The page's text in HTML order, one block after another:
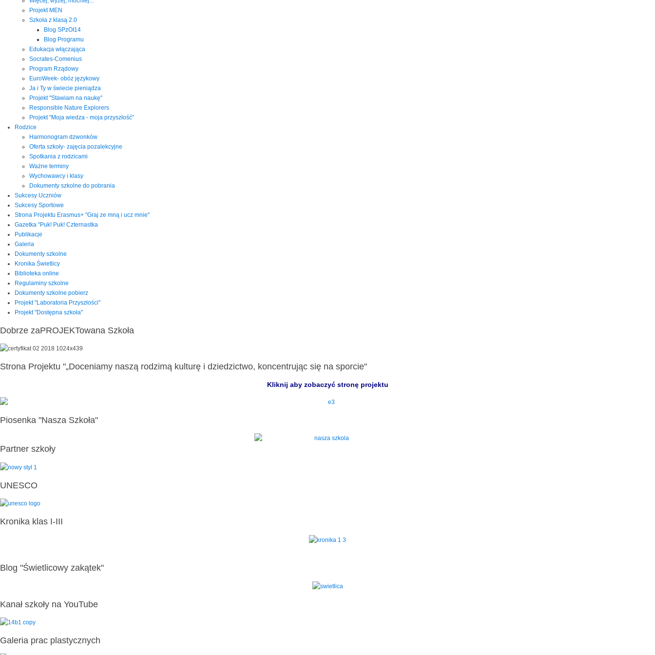
Projekt MEN
Szkoła z klasą 2.0
Blog SPzOI14
Blog Programu
Edukacja włączająca
Socrates-Comenius
Program Rządowy
EuroWeek- obóz językowy
Ja i Ty w świecie pieniądza
Projekt "Stawiam na naukę"
Responsible Nature Explorers
Projekt "Moja wiedza - moja przyszłość"
Rodzice
Harmonogram dzwonków
Oferta szkoły- zajęcia pozalekcyjne
Spotkania z rodzicami
Ważne terminy
Wychowawcy i klasy
Dokumenty szkolne do pobrania
Sukcesy Uczniów
Sukcesy Sportowe
Strona Projektu Erasmus+ "Graj ze mną i ucz mnie"
Gazetka "Puk! Puk! Czternastka
Publikacje
Galeria
Dokumenty szkolne
Kronika Świetlicy
Biblioteka online
Regulaminy szkolne
Dokumenty szkolne pobierz
Projekt "Laboratoria Przyszłości"
Projekt "Dostępna szkoła"
Dobrze zaPROJEKTowana Szkoła
Strona Projektu "„Doceniamy naszą rodzimą kulturę i dziedzictwo, koncentrując się na sporcie"
Kliknij aby zobaczyć stronę projektu
Piosenka "Nasza Szkoła"
Partner szkoły
UNESCO
Kronika klas I-III
Blog "Świetlicowy zakątek"
Kanał szkoły na YouTube
Galeria prac plastycznych